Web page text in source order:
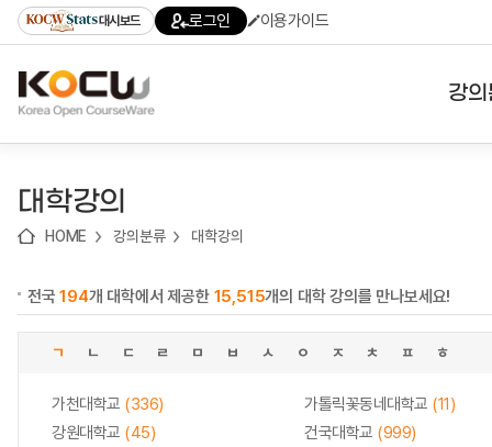
기
기
기
content)
가
대시보드 로그인 이용가이드
강
대학강의
HOME 강의분류 대학강의
전국194개 대학에서 제공한 15,515개의 대학 강의를 만나보세요!
ㄱ ㄴ ㄷ ㄹ ㅁ ㅂ ㅅ ㅇ ㅈ ㅊ ㅍ ㅎ
가천대학교 (336) 가톨릭꽃동네대학교 (11)
강원대학교 (45) 건국대학교 (999)